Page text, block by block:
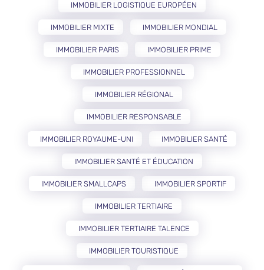
IMMOBILIER LOGISTIQUE EUROPÉEN
IMMOBILIER MIXTE IMMOBILIER MONDIAL
IMMOBILIER PARIS IMMOBILIER PRIME
IMMOBILIER PROFESSIONNEL
IMMOBILIER RÉGIONAL
IMMOBILIER RESPONSABLE
IMMOBILIER ROYAUME-UNI IMMOBILIER SANTÉ
IMMOBILIER SANTÉ ET ÉDUCATION
IMMOBILIER SMALLCAPS IMMOBILIER SPORTIF
IMMOBILIER TERTIAIRE
IMMOBILIER TERTIAIRE TALENCE
IMMOBILIER TOURISTIQUE